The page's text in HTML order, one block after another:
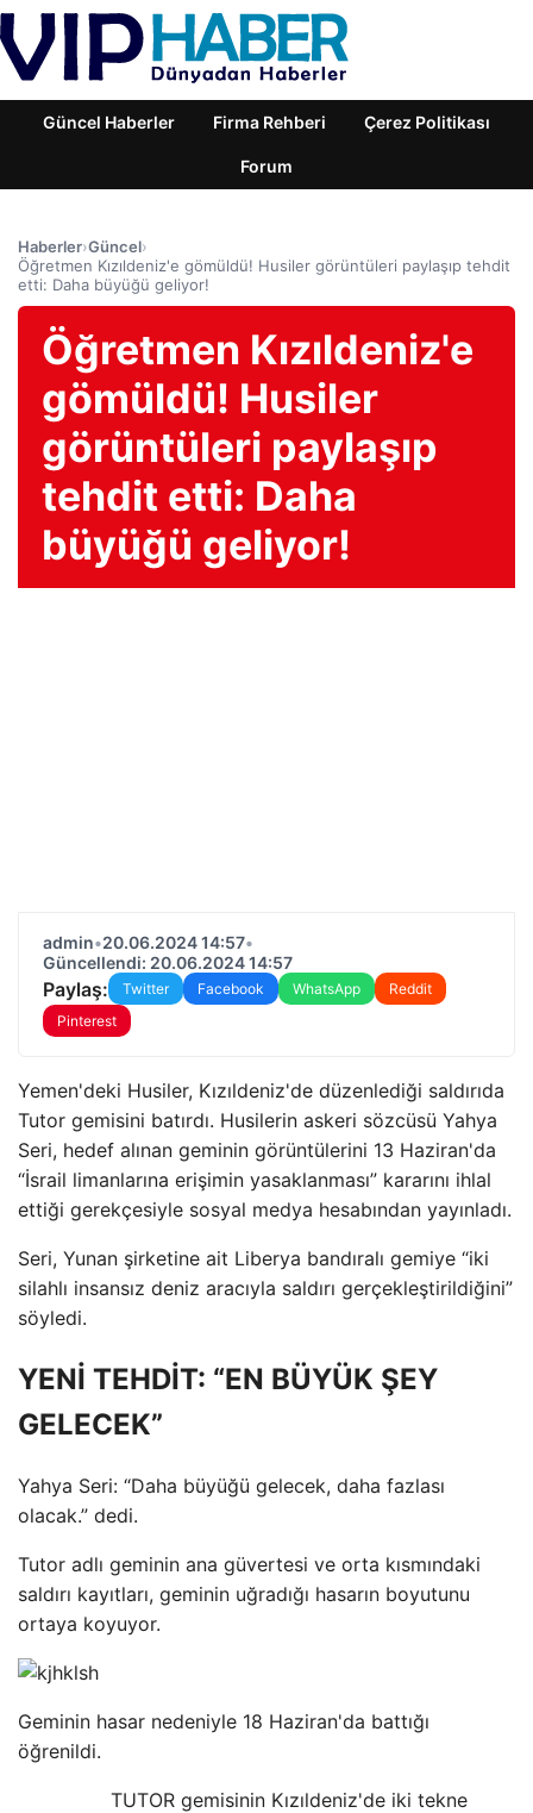
Güncel Haberler Firma Rehberi Çerez Politikası
Forum
Haberler›Güncel›
Öğretmen Kızıldeniz'e gömüldü! Husiler görüntüleri paylaşıp tehdit
etti: Daha büyüğü geliyor!
Öğretmen Kızıldeniz'e
gömüldü! Husiler
görüntüleri paylaşıp
tehdit etti: Daha
büyüğü geliyor!
admin•20.06.2024 14:57•
Güncellendi: 20.06.2024 14:57
Paylaş: Twitter Facebook WhatsApp
Reddit
Pinterest
Yemen'deki Husiler, Kızıldeniz'de düzenlediği saldırıda
Tutor gemisini batırdı. Husilerin askeri sözcüsü Yahya
Seri, hedef alınan geminin görüntülerini 13 Haziran'da
“İsrail limanlarına erişimin yasaklanması” kararını ihlal
ettiği gerekçesiyle sosyal medya hesabından yayınladı.
Seri, Yunan şirketine ait Liberya bandıralı gemiye “iki
silahlı insansız deniz aracıyla saldırı gerçekleştirildiğini”
söyledi.
YENİ TEHDİT: “EN BÜYÜK ŞEY
GELECEK”
Yahya Seri: “Daha büyüğü gelecek, daha fazlası
olacak.” dedi.
Tutor adlı geminin ana güvertesi ve orta kısmındaki
saldırı kayıtları, geminin uğradığı hasarın boyutunu
ortaya koyuyor.
Geminin hasar nedeniyle 18 Haziran'da battığı
öğrenildi.
TUTOR gemisinin Kızıldeniz'de iki tekne